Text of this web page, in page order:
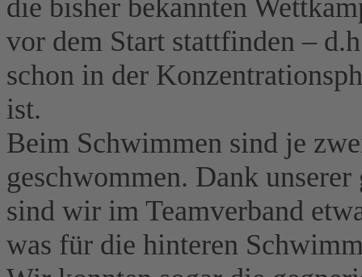
die bisher bekannten
vor dem Start stattfinden –
schon in der
ist.
Beim Schwimmen sind je
geschwommen. Dank
sind wir im Teamverband
was für die hinteren